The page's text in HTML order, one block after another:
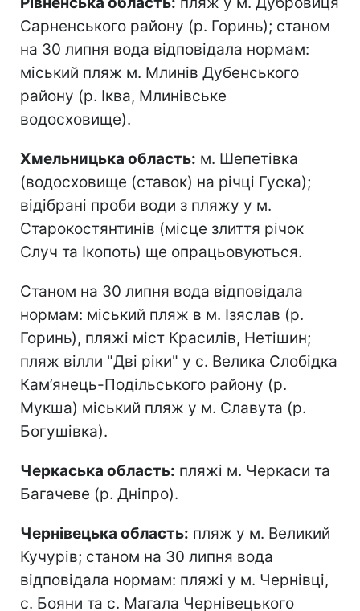
Сарненського району (р. Горинь); станом
на 30 липня вода відповідала нормам:
міський пляж м. Млинів Дубенського
району (р. Іква, Млинівське
водосховище).
Хмельницька область: м. Шепетівка
(водосховище (ставок) на річці Гуска);
відібрані проби води з пляжу у м.
Старокостянтинів (місце злиття річок
Случ та Ікопоть) ще опрацьовуються.
Станом на 30 липня вода відповідала
нормам: міський пляж в м. Ізяслав (р.
Горинь), пляжі міст Красилів, Нетішин;
пляж вілли "Дві ріки" у с. Велика Слобідка
Кам’янець-Подільського району (р.
Мукша) міський пляж у м. Славута (р.
Богушівка).
Черкаська область: пляжі м. Черкаси та
Багачеве (р. Дніпро).
Чернівецька область: пляж у м. Великий
Кучурів; станом на 30 липня вода
відповідала нормам: пляжі у м. Чернівці,
с. Бояни та с. Магала Чернівецького